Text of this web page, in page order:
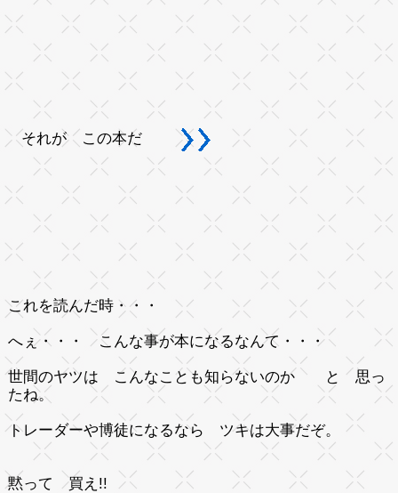
それが この本だ
これを読んだ時・・・
へぇ・・・ こんな事が本になるなんて・・・
世間のヤツは こんなことも知らないのか と 思っ
たね。
トレーダーや博徒になるなら ツキは大事だぞ。
黙って 買え!!